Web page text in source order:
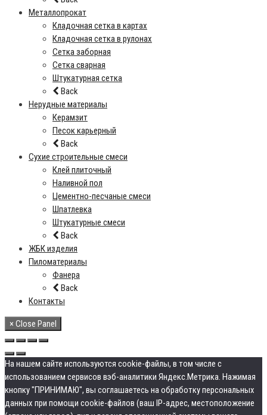
Металлопрокат
Кладочная сетка в картах
Кладочная сетка в рулонах
Сетка заборная
Сетка сварная
Штукатурная сетка
Back
Нерудные материалы
Керамзит
Песок карьерный
Back
Сухие строительные смеси
Клей плиточный
Наливной пол
Цементно-песчаные смеси
Шпатлевка
Штукатурные смеси
Back
ЖБК изделия
Пиломатериалы
Фанера
Back
Контакты
× Close Panel
На нашем сайте используются cookie-файлы, в том числе с
использованием сервисов вэб-аналитики Яндекс.Метрика. Нажимая
кнопку "ПРИНИМАЮ", вы соглашаетесь на обработку персональных
данных при помощи cookie-файлов (ваш IP-адрес, местоположение